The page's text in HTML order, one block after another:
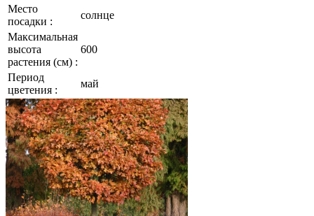
Место
посадки :
солнце
Максимальная
высота
растения (см) :
600
Период
цветения :
май